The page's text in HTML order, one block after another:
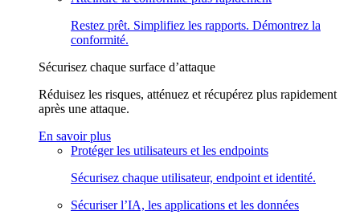
Restez prêt. Simplifiez les rapports. Démontrez la
conformité.
Sécurisez chaque surface d’attaque
Réduisez les risques, atténuez et récupérez plus rapidement
après une attaque.
En savoir plus
Protéger les utilisateurs et les endpoints
Sécurisez chaque utilisateur, endpoint et identité.
Sécuriser l’IA, les applications et les données